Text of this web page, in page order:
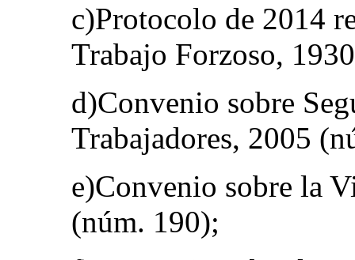
c)Protocolo de 2014
Trabajo Forzoso,
d)Convenio sobre
Trabajadores, 2005
e)Convenio sobre la
(núm. 190);